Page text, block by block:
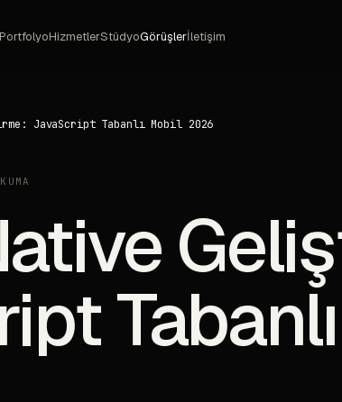
HizmetlerStüdyoGörüşlerİletişim
JavaScript Tabanlı Mobil 2026